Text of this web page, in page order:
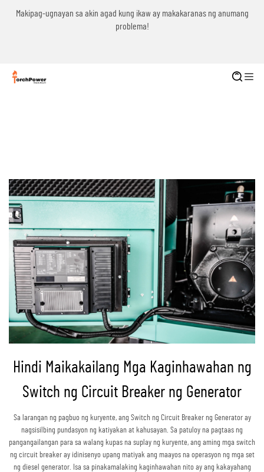
Makipag-ugnayan sa akin agad kung ikaw ay makakaranas ng anumang
problema!
Hindi Maikakailang Mga Kaginhawahan ng
Switch ng Circuit Breaker ng Generator
Sa larangan ng pagbuo ng kuryente, ang Switch ng Circuit Breaker ng Generator ay
nagsisilbing pundasyon ng katiyakan at kahusayan. Sa patuloy na pagtaas ng
pangangailangan para sa walang kupas na suplay ng kuryente, ang aming mga switch
ng circuit breaker ay idinisenyo upang matiyak ang maayos na operasyon ng mga set
ng diesel generator. Isa sa pinakamalaking kaginhawahan nito ay ang kakayahang